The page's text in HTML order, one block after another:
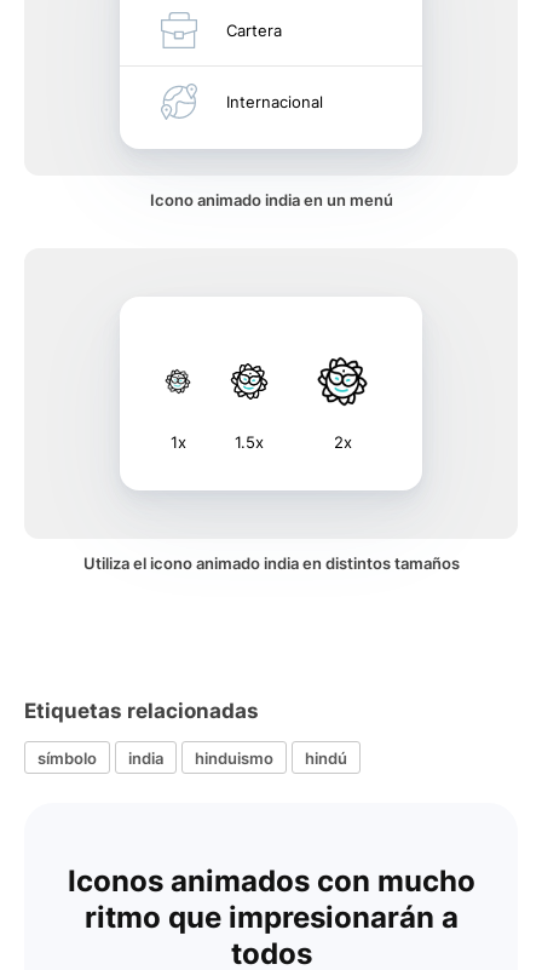
Cartera
Internacional
Icono animado india en un menú
1x 1.5x 2x
Utiliza el icono animado india en distintos tamaños
Etiquetas relacionadas
símbolo india hinduismo hindú
Iconos animados con mucho
ritmo que impresionarán a
todos